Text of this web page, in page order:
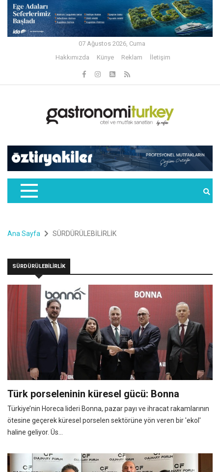
07 Ağustos 2026, Cuma
Hakkımızda
Künye Reklam İletişim
Ana Sayfa SÜRDÜRÜLEBİLİRLİK
SÜRDÜRÜLEBİLİRLİK
Türk porseleninin küresel gücü: Bonna
Türkiye’nin Horeca lideri Bonna, pazar payı ve ihracat rakamlarının
ötesine geçerek küresel porselen sektörüne yön veren bir 'ekol'
haline geliyor. Üs...